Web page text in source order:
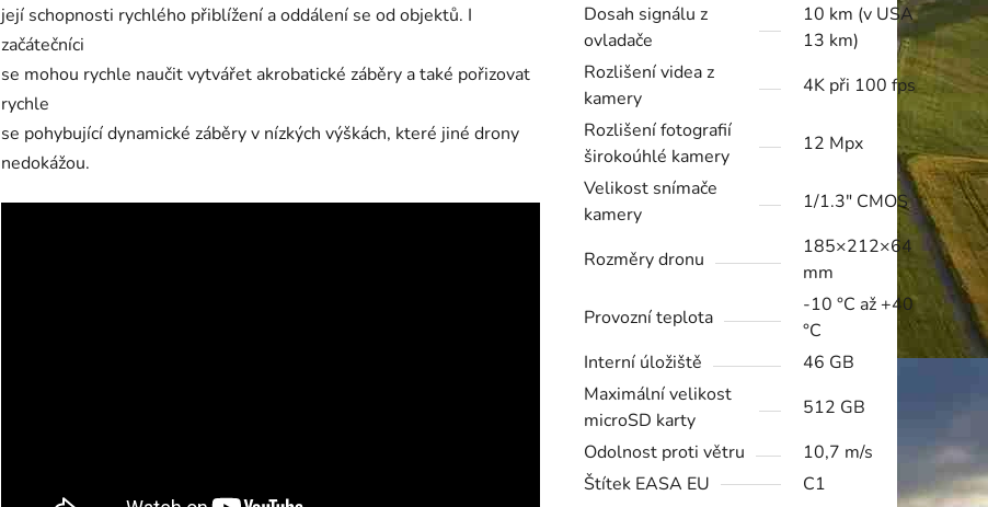
její schopnosti rychlého přiblížení a oddálení se od objektů. I
začátečníci
se mohou rychle naučit vytvářet akrobatické záběry a také pořizovat
rychle
se pohybujícídynamické záběry v nízkých výškách, které jiné drony
nedokážou.
Dosah signálu z
ovladače
10 km (v USA
13 km)
Rozlišení videa z
kamery
4K při 100 fps
Rozlišení fotografií
širokoúhlé kamery
12 Mpx
Velikost snímače
kamery
1/1.3" CMOS
Rozměry dronu
185×212×64
mm
Provozní teplota
-10 °C až +40
°C
Interní úložiště
46 GB
Maximální velikost
microSD karty
512 GB
Odolnost proti větru
10,7 m/s
Štítek EASA EU
C1